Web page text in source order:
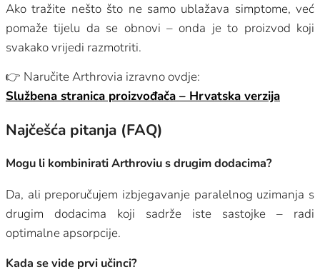
Ako tražite nešto što ne samo ublažava simptome, već
pomaže tijelu da se obnovi – onda je to proizvod koji
svakako vrijedi razmotriti.
👉 Naručite Arthrovia izravno ovdje:
Službena stranica proizvođača – Hrvatska verzija
Najčešća pitanja (FAQ)
Mogu li kombinirati Arthroviu s drugim dodacima?
Da, ali preporučujem izbjegavanje paralelnog uzimanja s
drugim dodacima koji sadrže iste sastojke – radi
optimalne apsorpcije.
Kada se vide prvi učinci?